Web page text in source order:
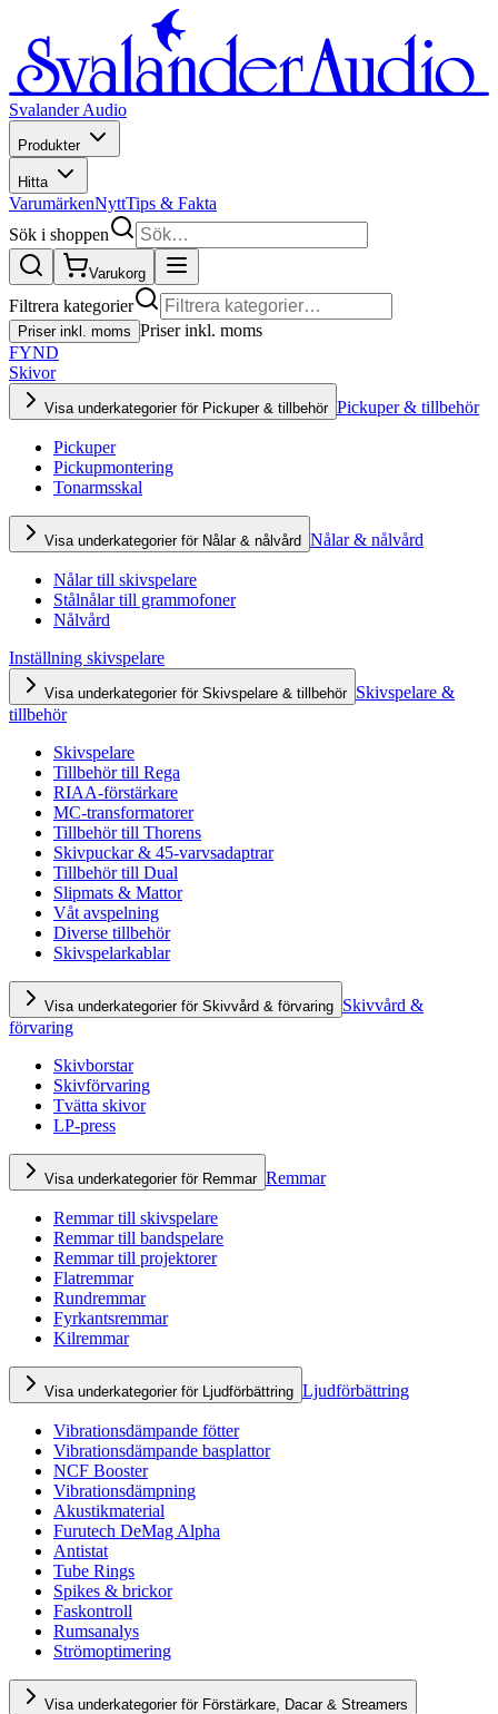
Svalander Audio
Produkter
Hitta
VarumärkenNyttTips & Fakta
Sök i shoppen
Varukorg
Filtrera kategorier
Priser inkl. moms Priser inkl. moms
FYND
Skivor
Visa underkategorier för Pickuper & tillbehör Pickuper & tillbehör
Pickuper
Pickupmontering
Tonarmsskal
Visa underkategorier för Nålar & nålvård Nålar & nålvård
Nålar till skivspelare
Stålnålar till grammofoner
Nålvård
Inställning skivspelare
Visa underkategorier för Skivspelare & tillbehör Skivspelare &
tillbehör
Skivspelare
Tillbehör till Rega
RIAA-förstärkare
MC-transformatorer
Tillbehör till Thorens
Skivpuckar & 45-varvsadaptrar
Tillbehör till Dual
Slipmats & Mattor
Våt avspelning
Diverse tillbehör
Skivspelarkablar
Visa underkategorier för Skivvård & förvaring Skivvård &
förvaring
Skivborstar
Skivförvaring
Tvätta skivor
LP-press
Visa underkategorier för Remmar Remmar
Remmar till skivspelare
Remmar till bandspelare
Remmar till projektorer
Flatremmar
Rundremmar
Fyrkantsremmar
Kilremmar
Visa underkategorier för Ljudförbättring Ljudförbättring
Vibrationsdämpande fötter
Vibrationsdämpande basplattor
NCF Booster
Vibrationsdämpning
Akustikmaterial
Furutech DeMag Alpha
Antistat
Tube Rings
Spikes & brickor
Faskontroll
Rumsanalys
Strömoptimering
Visa underkategorier för Förstärkare, Dacar & Streamers